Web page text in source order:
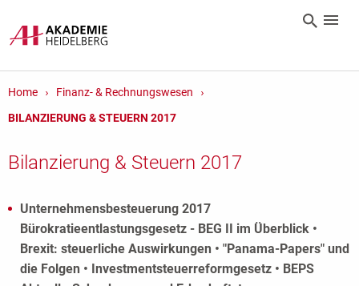
Home
Finanz- & Rechnungswesen
BILANZIERUNG & STEUERN 2017
Bilanzierung & Steuern 2017
Unternehmensbesteuerung 2017
Bürokratieentlastungsgesetz - BEG II im Überblick •
Brexit: steuerliche Auswirkungen • "Panama-Papers" und
die Folgen • Investmentsteuerreformgesetz • BEPS